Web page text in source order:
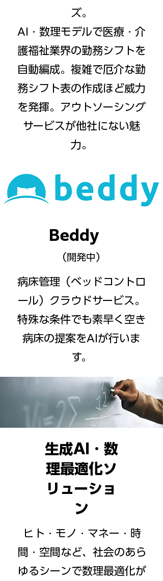
ズ。
AI・数理モデルで医療・介
護福祉業界の勤務シフトを
自動編成。複雑で厄介な勤
務シフト表の作成ほど威力
を発揮。アウトソーシング
サービスが他社にない魅
力。
Beddy
（開発中）
病床管理（ベッドコントロ
ール）クラウドサービス。
特殊な条件でも素早く空き
病床の提案をAIが行いま
す。
生成AI・数
理最適化ソ
リューショ
ン
ヒト・モノ・マネー・時
間・空間など、社会のあら
ゆるシーンで数理最適化が